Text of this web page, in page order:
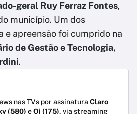
geral Ruy Ferraz Fontes,
município. Um dos
e apreensão foi cumprido na
de Gestão e Tecnologia,
.
nas TVs por assinatura Claro
(580) eOi (175), via streaming